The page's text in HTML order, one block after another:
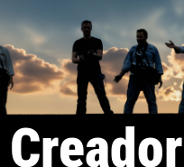
al
contenido